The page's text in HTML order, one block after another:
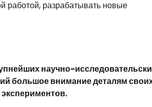
работой, разрабатывать новые
научно-
большое внимание деталям